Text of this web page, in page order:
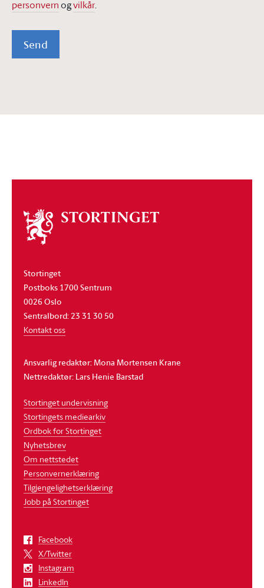
personvern ogvilkår.
Send
Om
stortinget
Stortinget
Postboks 1700 Sentrum
0026 Oslo
Sentralbord: 23 31 30 50
Kontakt oss
Ansvarlig redaktør: Mona Mortensen Krane
Nettredaktør: Lars Henie Barstad
Stortinget undervisning
Stortingets mediearkiv
Ordbok for Stortinget
Nyhetsbrev
Om nettstedet
Personvernerklæring
Tilgjengelighetserklæring
Jobb på Stortinget
Facebook
X/Twitter
Instagram
LinkedIn